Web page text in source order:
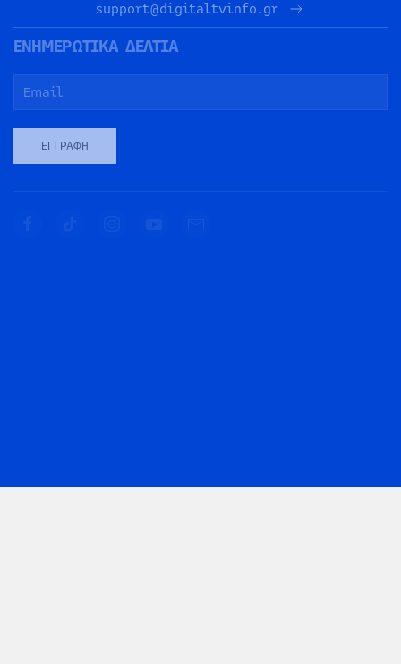
support@digitaltvinfo.gr
ΕΝΗΜΕΡΩΤΙΚΑ ΔΕΛΤΙΑ
ΕΓΓΡΑΦΉ